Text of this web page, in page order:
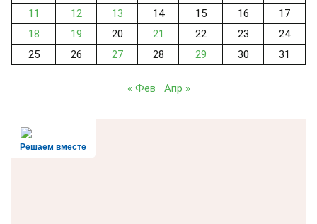
11
12 13 14 15 16
17
18
19 20 21 22 23
24
25
26 27 28 29 30 31
« Фев Апр »
Решаем вместе